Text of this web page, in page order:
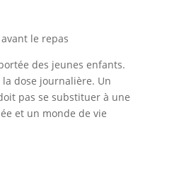
le repas
des jeunes enfants.
dose journalière. Un
pas se substituer à une
et un monde de vie